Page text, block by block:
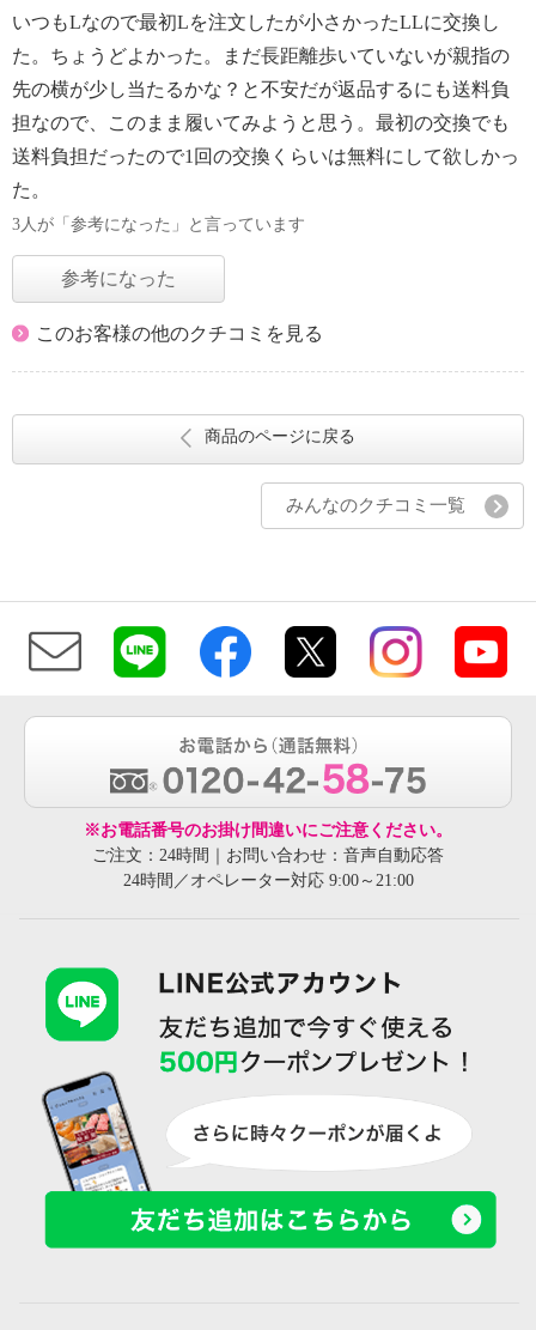
いつもLなので最初Lを注文したが小さかったLLに交換し
た。ちょうどよかった。まだ長距離歩いていないが親指の
先の横が少し当たるかな？と不安だが返品するにも送料負
担なので、このまま履いてみようと思う。最初の交換でも
送料負担だったので1回の交換くらいは無料にして欲しかっ
た。
3人が「参考になった」と言っています
参考になった
このお客様の他のクチコミを見る
商品のページに戻る
みんなのクチコミ一覧
※お電話番号のお掛け間違いにご注意ください。
ご注文：24時間｜お問い合わせ：音声自動応答
24時間／オペレーター対応 9:00～21:00